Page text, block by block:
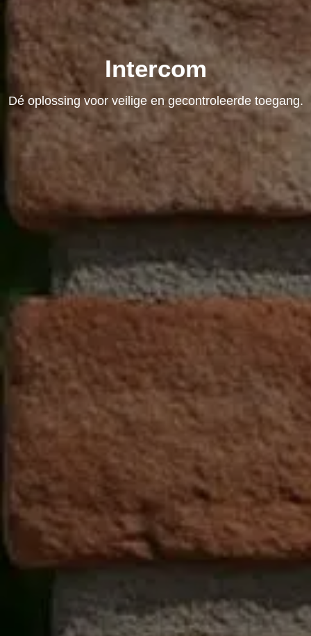
Intercom
Dé oplossing voor veilige en gecontroleerde toegang.